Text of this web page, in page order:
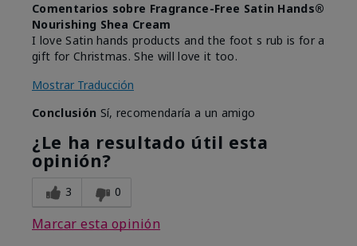
Comentarios sobre Fragrance-Free Satin Hands®
Nourishing Shea Cream
I love Satin hands products and the foot s rub is for a
gift for Christmas. She will love it too.
Mostrar Traducción
Conclusión Sí, recomendaría a un amigo
¿Le ha resultado útil esta
opinión?
3 0
Marcar esta opinión